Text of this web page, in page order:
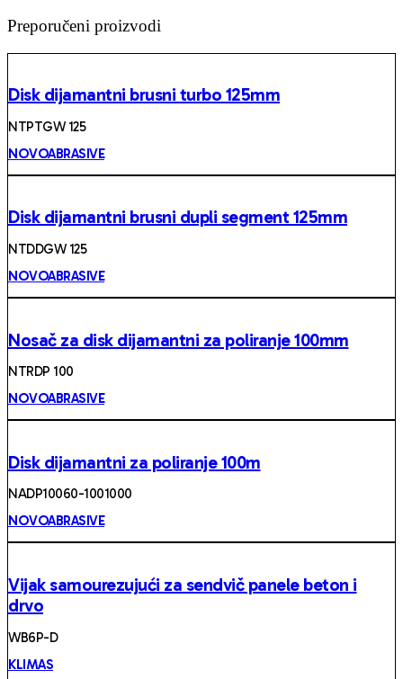
Preporučeni proizvodi
Disk dijamantni brusni turbo 125mm
NTPTGW 125
NOVOABRASIVE
Disk dijamantni brusni dupli segment 125mm
NTDDGW 125
NOVOABRASIVE
Nosač za disk dijamantni za poliranje 100mm
NTRDP 100
NOVOABRASIVE
Disk dijamantni za poliranje 100m
NADP10060-1001000
NOVOABRASIVE
Vijak samourezujući za sendvič panele beton i
drvo
WB6P-D
KLIMAS